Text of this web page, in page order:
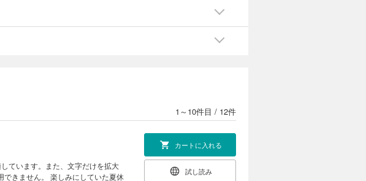
1～10件目 / 12件
ています。また、文字だけを拡大
にしていた夏休
カートに入れる
試し読み